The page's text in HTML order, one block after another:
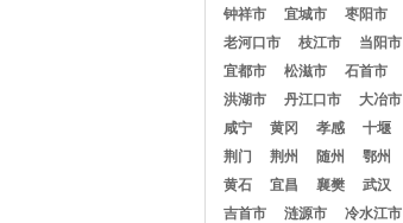
钟祥市 宜城市
枣阳市
老河口市
枝江市
当阳市
宜都市
松滋市
石首市
洪湖市
丹江口市
大冶市
咸宁
黄冈 孝感
十堰
荆门
荆州 随州
鄂州
黄石
宜昌 襄樊
武汉
吉首市
涟源市
冷水江市